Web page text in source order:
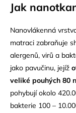
Jak
Nanovlákenná
matraci zabraňuje
alergenů, virů a
jako pavučinu, jejíž
veliké pouhých 80
pohybují okolo
bakterie 100 –